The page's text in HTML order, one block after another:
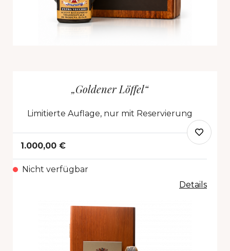
„Goldener Löffel“
Limitierte Auflage, nur mit Reservierung
1.000,00 €
Nicht verfügbar
Details